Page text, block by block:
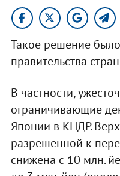
Такое решение
правительства
В частности,
ограничивающие
Японии в КНДР.
разрешенной к
снижена с 10 млн.